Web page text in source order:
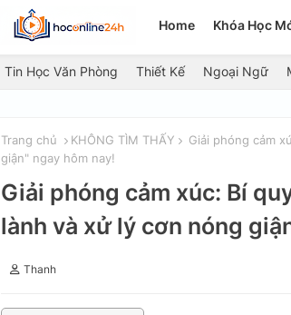
Home Khóa Học
Tin Học Văn Phòng Thiết Kế Ngoại Ngữ
Trang chủ KHÔNG TÌM THẤY
Giải phóng cảm
giận" ngay hôm nay!
Giải phóng cảm xúc: Bí
lành và xử lý cơn nóng
Thanh